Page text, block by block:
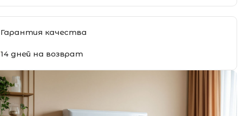
Гарантия качества
14 дней на возврат